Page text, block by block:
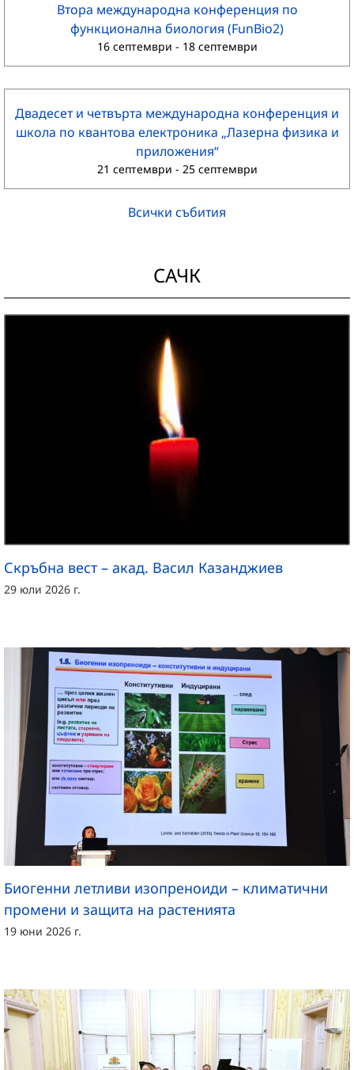
Втора международна конференция по
функционална биология (FunBio2)
16 септември - 18 септември
Двадесет и четвърта международна конференция и
школа по квантова електроника „Лазерна физика и
приложения“
21 септември - 25 септември
Всички събития
САЧК
Скръбна вест – акад. Васил Казанджиев
29 юли 2026 г.
Биогенни летливи изопреноиди – климатични
промени и защита на растенията
19 юни 2026 г.